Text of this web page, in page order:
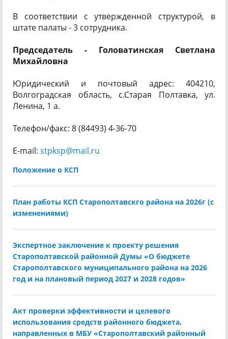
В соответствии с утвержденной структурой, в
штате палаты - 3 сотрудника.
Председатель -
Головатинская Светлана
Михайловна
Юридический и почтовый адрес: 404210,
Волгоградская область, с.Старая Полтавка, ул.
Ленина, 1 а.
Телефон/факс: 8 (84493) 4-36-70
E-mail: stpksp@mail.ru
Положение о КСП
План работы КСП Старополтавскго района на 2026г (с
изменениями)
Экспертное заключение к проекту решения
Старополтавской районной Думы «О бюджете
Старополтавского муниципального района на 2026
год и на плановый период 2027 и 2028 годов»
Акт проверки эффективности и целевого
использования средств районного бюджета,
направленных в МБУ «Старополтавский районный